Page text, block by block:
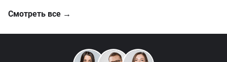
Смотреть все →